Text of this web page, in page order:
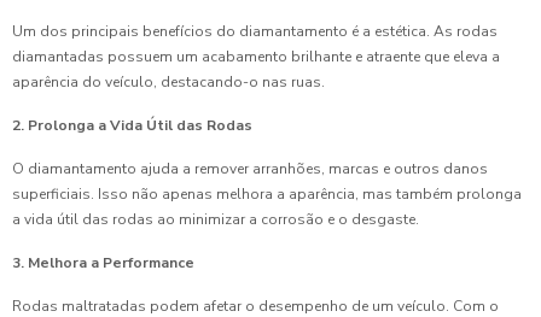
Um dos principais benefícios do diamantamento é a estética. As rodas
diamantadas possuem um acabamento brilhante e atraente que eleva a
aparência do veículo, destacando-o nas ruas.
2. Prolonga a Vida Útil das Rodas
O diamantamento ajuda a remover arranhões, marcas e outros danos
superficiais. Isso não apenas melhora a aparência, mas também prolonga
a vida útil das rodas ao minimizar a corrosão e o desgaste.
3. Melhora a Performance
Rodas maltratadas podem afetar o desempenho de um veículo. Com o